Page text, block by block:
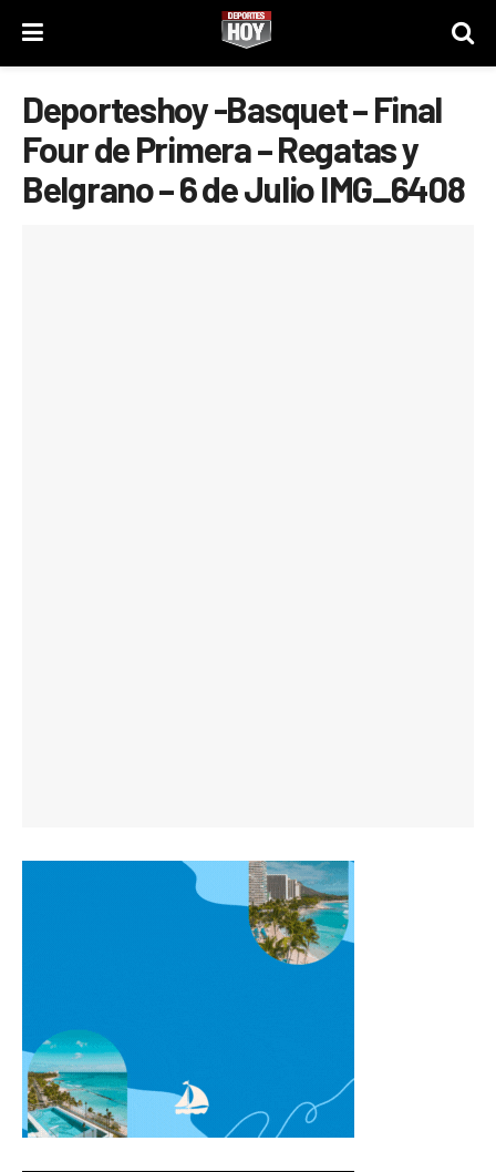
Deporteshoy -Basquet – Final
Four de Primera – Regatas y
Belgrano – 6 de Julio IMG_6408